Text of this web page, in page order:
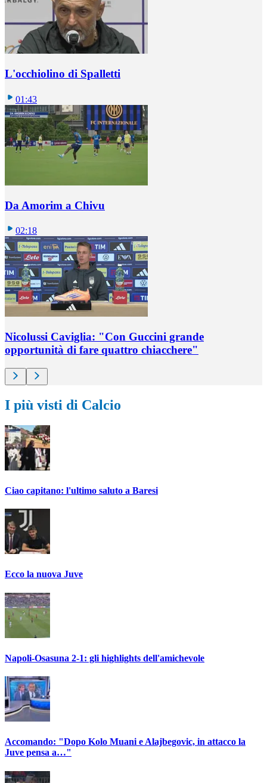
L'occhiolino di Spalletti
01:43
Da Amorim a Chivu
02:18
Nicolussi Caviglia: "Con Guccini grande
opportunità di fare quattro chiacchere"
I più visti di Calcio
Ciao capitano: l'ultimo saluto a Baresi
Ecco la nuova Juve
Napoli-Osasuna 2-1: gli highlights dell'amichevole
Accomando: "Dopo Kolo Muani e Alajbegovic, in attacco la
Juve pensa a…"